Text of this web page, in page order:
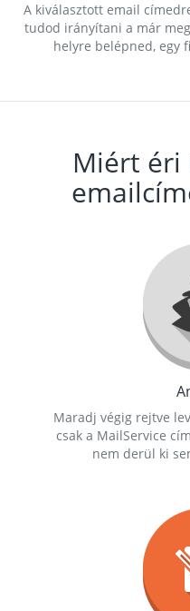
A kiválasztott email
tudod irányítani a már
helyre belépned, egy
Miért éri
Maradj végig rejtve
csak a MailService
nem derül ki